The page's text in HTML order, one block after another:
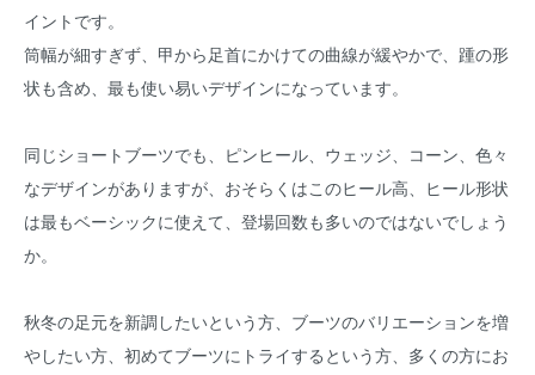
イントです。
筒幅が細すぎず、甲から足首にかけての曲線が緩やかで、踵の形
状も含め、最も使い易いデザインになっています。
同じショートブーツでも、ピンヒール、ウェッジ、コーン、色々
なデザインがありますが、おそらくはこのヒール高、ヒール形状
は最もベーシックに使えて、登場回数も多いのではないでしょう
か。
秋冬の足元を新調したいという方、ブーツのバリエーションを増
やしたい方、初めてブーツにトライするという方、多くの方にお